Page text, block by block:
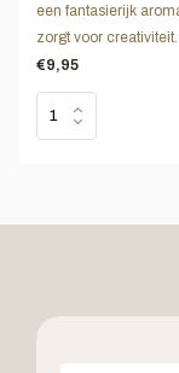
een fantasierijk
zorgt voor creativiteit.
€9,95